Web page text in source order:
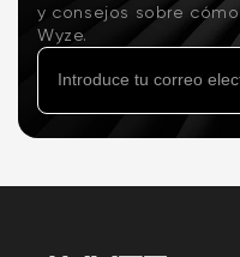
y consejos sobre
Wyze.